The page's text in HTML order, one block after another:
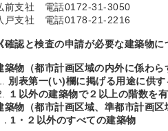
前支社 電話0172-31-3050
戸支社 電話0178-21-2216
《確認と検査の申請が必要な建築物に
築物（都市計画区域の内外に係わら
別表第一(い)欄に掲げる用途に供
１以外の建築物で２以上の階数を
築物（都市計画区域、準都市計画区
1・２以外のすべての建築物